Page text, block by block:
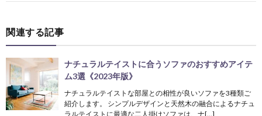
関連する記事
ナチュラルテイストに合うソファのおすすめアイテ
ム3選《2023年版》
ナチュラルテイストな部屋との相性が良いソファを3種類ご
紹介します。 シンプルデザインと天然木の融合によるナチュ
ラルテイストに最適な二人掛けソファは、ナ[…]